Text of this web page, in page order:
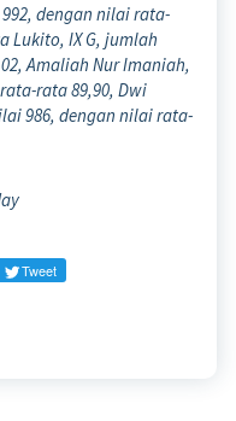
dengan nilai rata-
Lukito, IX G, jumlah
Amaliah Nur Imaniah,
rata 89,90, Dwi
986, dengan nilai rata-
Tweet